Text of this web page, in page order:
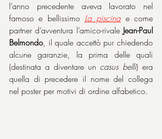
l’anno precedente aveva lavorato nel
famoso e bellissimo La piscina e come
partner d’avventura l’amico-rivale Jean-Paul
Belmondo, il quale accettò pur chiedendo
alcune garanzie, la prima delle quali
(destinata a diventare un casus belli) era
quella di precedere il nome del collega
nel poster per motivi di ordine alfabetico.